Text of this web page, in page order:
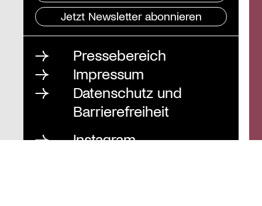
Jetzt Newsletter abonnieren
Pressebereich
Impressum
Datenschutz und
Barrierefreiheit
Instagram